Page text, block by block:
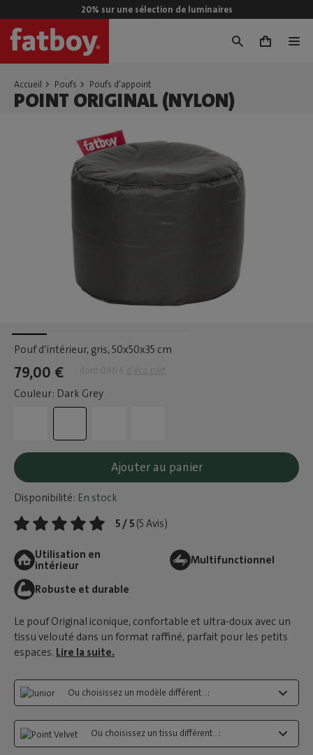
20% sur une sélection de luminaires
0
Accueil Poufs Poufs d'appoint
POINT ORIGINAL (NYLON)
Pouf d’intérieur, gris, 50x50x35 cm
79,00 € dont 0,46 € d'éco part
Couleur: Dark Grey
Ajouter au panier
Disponibilité: En stock
5 / 5 (5 Avis)
Utilisation en
intérieur
Multifunctionnel
Robuste et durable
Le pouf Original iconique, confortable et ultra-doux avec un
tissu velouté dans un format raffiné, parfait pour les petits
espaces. Lire la suite.
Ou choisissez un modèle différent...:
Ou choisissez un tissu différent...: